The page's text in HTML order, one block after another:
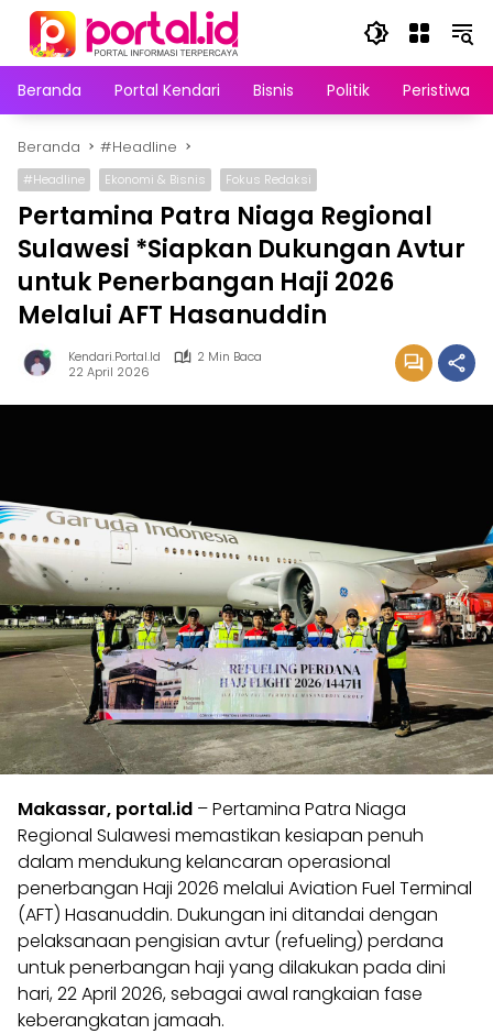
Langsung
konten
Beranda
Portal Kendari Bisnis Politik Peristiwa
Beranda #Headline
#Headline Ekonomi & Bisnis Fokus Redaksi
Pertamina Patra Niaga Regional
Sulawesi *Siapkan Dukungan Avtur
untuk Penerbangan Haji 2026
Melalui AFT Hasanuddin
Kendari.portal.id
2 Min Baca
22 April 2026
Makassar, portal.id – Pertamina Patra Niaga
Regional Sulawesi memastikan kesiapan penuh
dalam mendukung kelancaran operasional
penerbangan Haji 2026 melalui Aviation Fuel Terminal
(AFT) Hasanuddin. Dukungan ini ditandai dengan
pelaksanaan pengisian avtur (refueling) perdana
untuk penerbangan haji yang dilakukan pada dini
hari, 22 April 2026, sebagai awal rangkaian fase
keberangkatan jamaah.